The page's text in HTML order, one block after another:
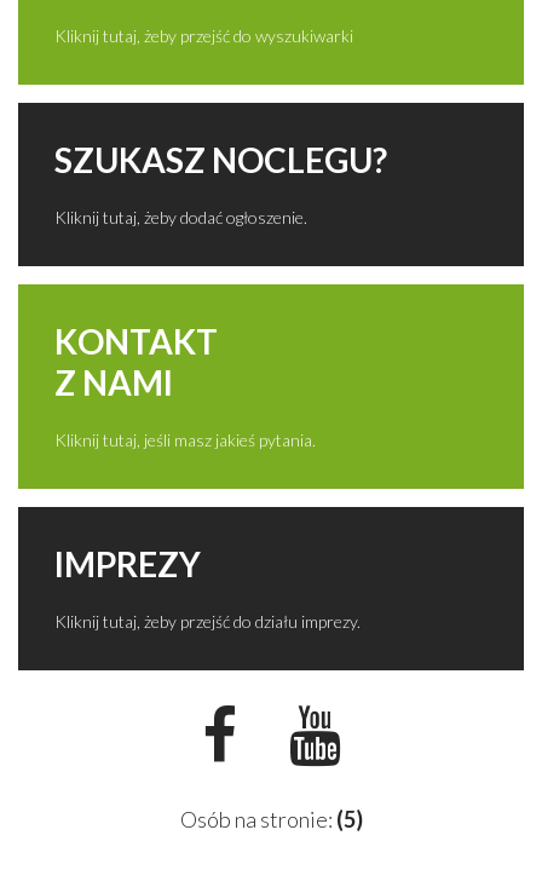
Kliknij tutaj, żeby przejść do wyszukiwarki
SZUKASZ NOCLEGU?
Kliknij tutaj, żeby dodać ogłoszenie.
KONTAKT
Z NAMI
Kliknij tutaj, jeśli masz jakieś pytania.
IMPREZY
Kliknij tutaj, żeby przejść do działu imprezy.
Osób na stronie: (5)